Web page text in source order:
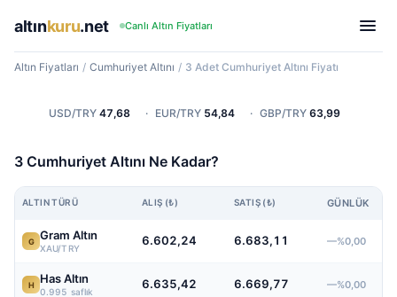
altınkuru.net Canlı Altın Fiyatları
Altın Fiyatları / Cumhuriyet Altını / 3 Adet Cumhuriyet Altını Fiyatı
USD/TRY 47,68 · EUR/TRY 54,84 · GBP/TRY 63,99
3 Cumhuriyet Altını Ne Kadar?
ALTIN TÜRÜ ALIŞ (₺) SATIŞ (₺) GÜNLÜK
G Gram Altın
XAU/TRY
6.602,24 6.683,11 —%0,00
H Has Altın
0.995 saflık
6.635,42 6.669,77 —%0,00